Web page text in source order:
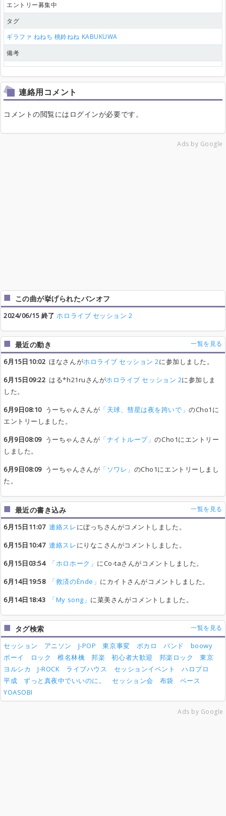
エントリー募集中
タグ
ギラファ ねねち 桃鈴ねね KABUKUWA
備考
連絡用コメント
コメントの閲覧にはログインが必要です。
Ads by Google
この曲が挙げられたバンオフ
2024/06/15 終了 ホロライブ セッション 2
最近の動き 一覧を見る
6月15日10:02 ほなさんがホロライブ セッション 2に参加しました。
6月15日09:22 はる*h21ruさんがホロライブ セッション 2に参加しま
した。
6月9日08:10うーちゃんさんが 「天球、彗星は夜を跨いで」のCho1に
エントリーしました。
6月9日08:09うーちゃんさんが 「ナイトループ」のCho1にエントリー
しました。
6月9日08:09うーちゃんさんが 「ソワレ」 のCho1にエントリーしまし
た。
最近の書き込み 一覧を見る
6月15日11:07 連絡スレにぼっちさんがコメントしました。
6月15日10:47 連絡スレにりなこさんがコメントしました。
6月15日03:54
「ホロホーク」 にCo-taさんがコメントしました。
6月14日19:58
「救済のÈnde」 にカイトさんがコメントしました。
6月14日18:43
「My song」 に菜美さんがコメントしました。
タグ検索 一覧を見る
セッション アニソン J-POP 東京事変 ボカロ バンド
boowy
ボーイ
ロック 椎名林檎 邦楽 初心者大歓迎 邦楽ロック
東京
ヨルシカ
J-ROCK ライブハウス セッションイベント
ハロプロ
平成
ずっと真夜中でいいのに。 セッション会 布袋
ベース
YOASOBI
Ads by Google